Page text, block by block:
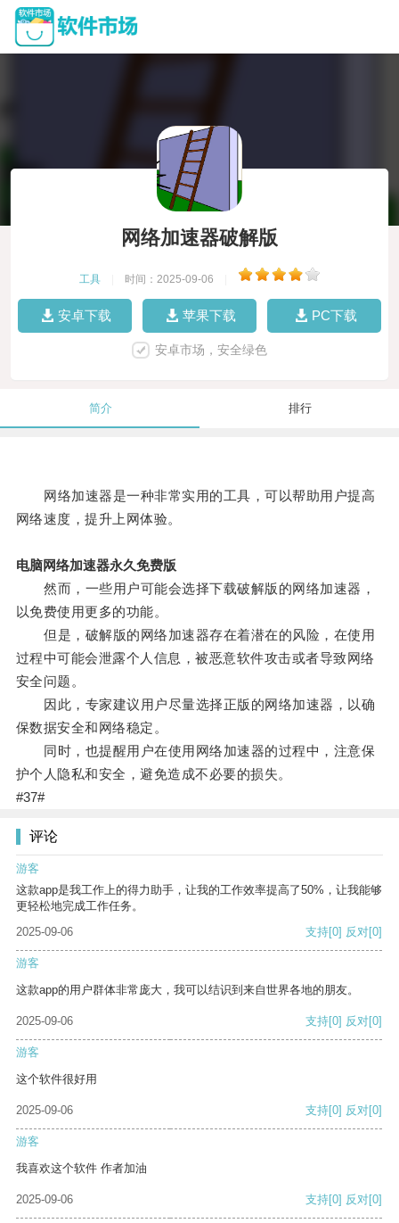
网络加速器破解版
工具 时间：2025-09-06
安卓下载 苹果下载 PC下载
安卓市场，安全绿色
简介 排行
网络加速器是一种非常实用的工具，可以帮助用户提高
网络速度，提升上网体验。
电脑网络加速器永久免费版
然而，一些用户可能会选择下载破解版的网络加速器，
以免费使用更多的功能。
但是，破解版的网络加速器存在着潜在的风险，在使用
过程中可能会泄露个人信息，被恶意软件攻击或者导致网络
安全问题。
因此，专家建议用户尽量选择正版的网络加速器，以确
保数据安全和网络稳定。
同时，也提醒用户在使用网络加速器的过程中，注意保
护个人隐私和安全，避免造成不必要的损失。
#37#
评论
游客
这款app是我工作上的得力助手，让我的工作效率提高了50%，让我能够
更轻松地完成工作任务。
2025-09-06
支持[0] 反对[0]
游客
这款app的用户群体非常庞大，我可以结识到来自世界各地的朋友。
2025-09-06 支持[0] 反对[0]
游客
这个软件很好用
2025-09-06 支持[0] 反对[0]
游客
我喜欢这个软件 作者加油
2025-09-06 支持[0] 反对[0]